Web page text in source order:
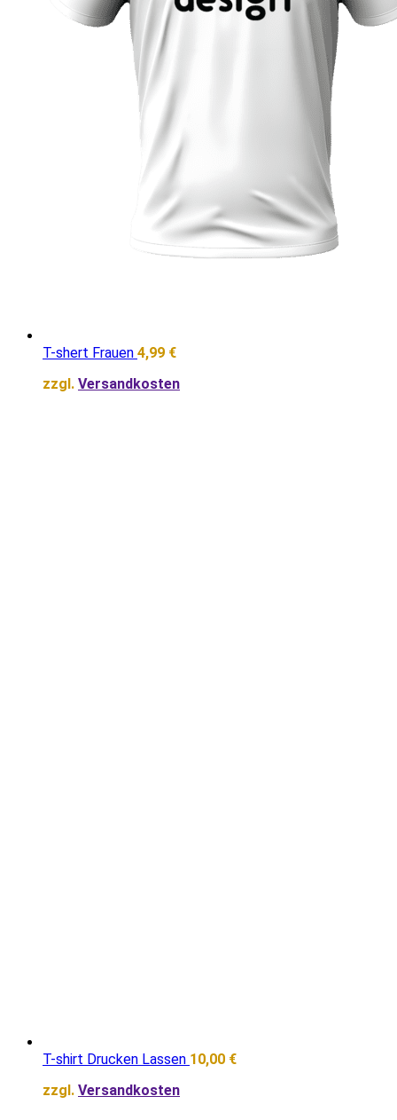
T-shert Frauen 4,99 €
zzgl. Versandkosten
T-shirt Drucken Lassen 10,00 €
zzgl. Versandkosten